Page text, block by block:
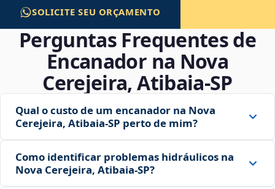
SOLICITE SEU ORÇAMENTO
Perguntas Frequentes de
Encanador na Nova
Cerejeira, Atibaia‑SP
Qual o custo de um encanador na Nova
Cerejeira, Atibaia‑SP perto de mim?
Como identificar problemas hidráulicos na
Nova Cerejeira, Atibaia‑SP?